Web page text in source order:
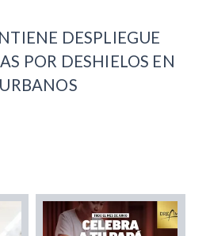
DESPLIEGUE
POR DESHIELOS EN